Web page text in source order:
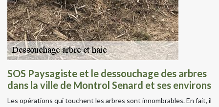
SOS Paysagiste et le dessouchage des arbres
dans la ville de Montrol Senard et ses environs
Les opérations qui touchent les arbres sont innombrables. En fait, il